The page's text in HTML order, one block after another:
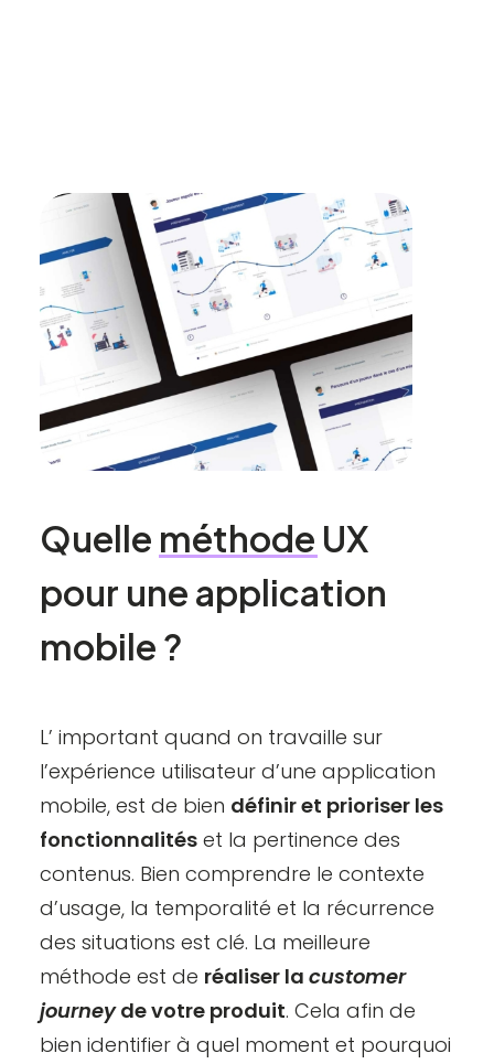
Quelle méthode UX
pour une application
mobile ?
L’ important quand on travaille sur
l’expérience utilisateur d’une application
mobile, est de bien définir et prioriser les
fonctionnalités et la pertinence des
contenus. Bien comprendre le contexte
d’usage, la temporalité et la récurrence
des situations est clé. La meilleure
méthode est de réaliser la customer
journeyde votre produit. Cela afin de
bien identifier à quel moment et pourquoi